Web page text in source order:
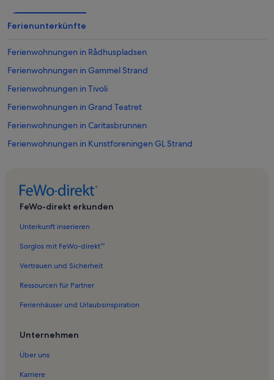
Ferienunterkünfte
Ferienwohnungen in Rådhuspladsen
Ferienwohnungen in Gammel Strand
Ferienwohnungen in Tivoli
Ferienwohnungen in Grand Teatret
Ferienwohnungen in Caritasbrunnen
Ferienwohnungen in Kunstforeningen GL Strand
Ferienwohnungen in H.C. Andersen Eventyrhuset
Ferienwohnungen in Pumpehuset
Ferienwohnungen in Synagoge Kopenhagen
Ferienwohnungen in København V
Ferienwohnungen in Kopenhagen
FeWo-direkt erkunden
Unterkunft inserieren
Sorglos mit FeWo-direkt™
Vertrauen und Sicherheit
Ressourcen für Partner
Ferienhäuser und Urlaubsinspiration
Unternehmen
Über uns
Karriere